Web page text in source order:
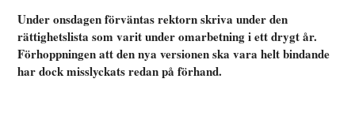
Under onsdagen förväntas rektorn skriva under den
rättighetslista som varit under omarbetning i ett drygt år.
Förhoppningen att den nya versionen ska vara helt bindande
har dock misslyckats redan på förhand.